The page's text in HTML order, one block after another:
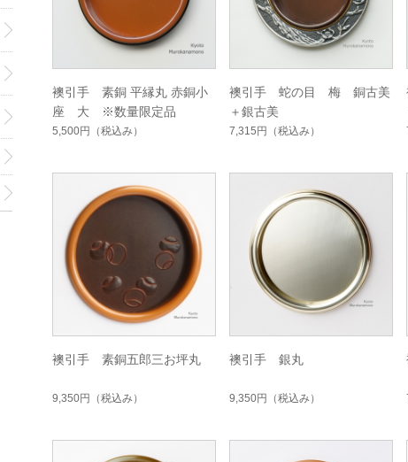
襖引手 素銅 平縁丸 赤銅小
座 大 ※数量限定品
5,500円 （税込み）
襖引手 蛇の目 梅 銅古美
＋銀古美
7,315円 （税込み）
襖引手 素銅五郎三お坪丸
9,350円 （税込み）
襖引手 銀丸
9,350円 （税込み）